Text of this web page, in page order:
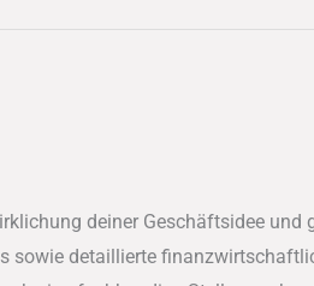
deiner Geschäftsidee
detaillierte